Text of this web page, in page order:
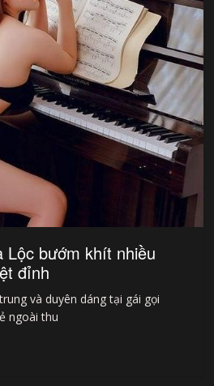
Lộc bướm khít nhiều
đỉnh
và duyên dáng tại gái gọi
ngoài thu